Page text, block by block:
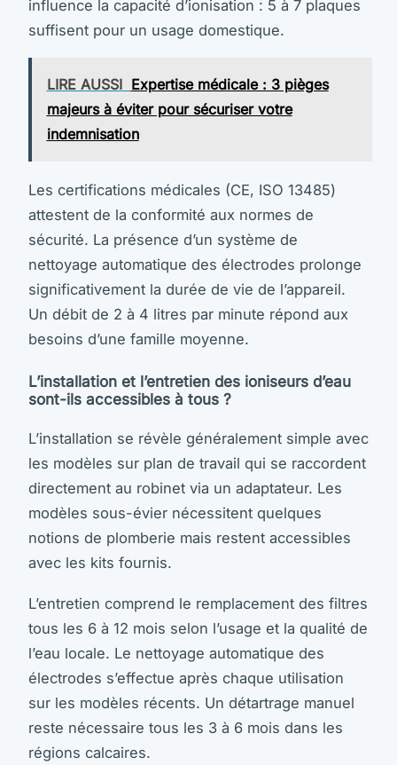
influence la capacité d’ionisation : 5 à 7 plaques
suffisent pour un usage domestique.
LIRE AUSSI Expertise médicale : 3 pièges
majeurs à éviter pour sécuriser votre
indemnisation
Les certifications médicales (CE, ISO 13485)
attestent de la conformité aux normes de
sécurité. La présence d’un système de
nettoyage automatique des électrodes prolonge
significativement la durée de vie de l’appareil.
Un débit de 2 à 4 litres par minute répond aux
besoins d’une famille moyenne.
L’installation et l’entretien des ioniseurs d’eau
sont-ils accessibles à tous ?
L’installation se révèle généralement simple avec
les modèles sur plan de travail qui se raccordent
directement au robinet via un adaptateur. Les
modèles sous-évier nécessitent quelques
notions de plomberie mais restent accessibles
avec les kits fournis.
L’entretien comprend le remplacement des filtres
tous les 6 à 12 mois selon l’usage et la qualité de
l’eau locale. Le nettoyage automatique des
électrodes s’effectue après chaque utilisation
sur les modèles récents. Un détartrage manuel
reste nécessaire tous les 3 à 6 mois dans les
régions calcaires.